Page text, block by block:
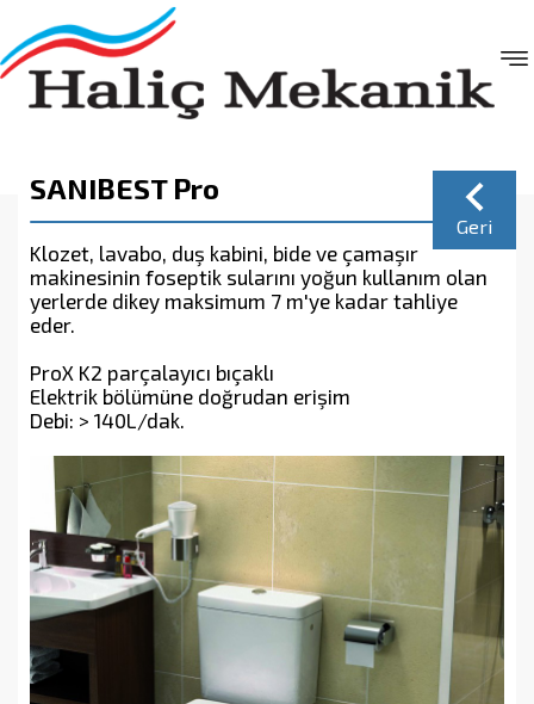
SANIBEST Pro
Klozet, lavabo, duş kabini, bide ve çamaşır
makinesinin foseptik sularını yoğun kullanım olan
yerlerde dikey maksimum 7 m'ye kadar tahliye
eder.
ProX K2 parçalayıcı bıçaklı
Elektrik bölümüne doğrudan erişim
Debi: > 140L/dak.
Geri